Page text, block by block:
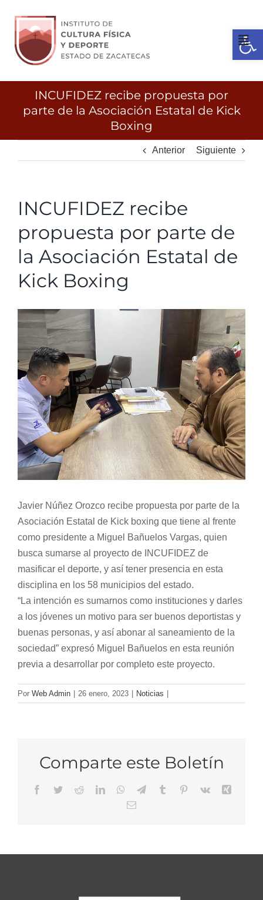
contenido
Transparencia
Licitaciones
Normativa Interna
Programas
Rendición de Cuentas
Comité de Ética
Comité de Igualdad
Sala de Prensa
INCUFIDEZ recibe propuesta por
parte de la Asociación Estatal de Kick
Boxing
Anterior Siguiente
INCUFIDEZ recibe
propuesta por parte de
la Asociación Estatal de
Kick Boxing
View
Image
Javier Núñez Orozco recibe propuesta por parte de la
Asociación Estatal de Kick boxing que tiene al frente
como presidente a Miguel Bañuelos Vargas, quien
busca sumarse al proyecto de INCUFIDEZ de
masificar el deporte, y así tener presencia en esta
disciplina en los 58 municipios del estado.
“La intención es sumarnos como instituciones y darles
a los jóvenes un motivo para ser buenos deportistas y
buenas personas, y así abonar al saneamiento de la
sociedad” expresó Miguel Bañuelos en esta reunión
previa a desarrollar por completo este proyecto.
Por Web Admin 26 enero, 2023 Noticias
Comparte este Boletín
Facebook
TwitterRedditLinkedInWhatsApp
TelegramTumblr Pinterest
Vk
Email